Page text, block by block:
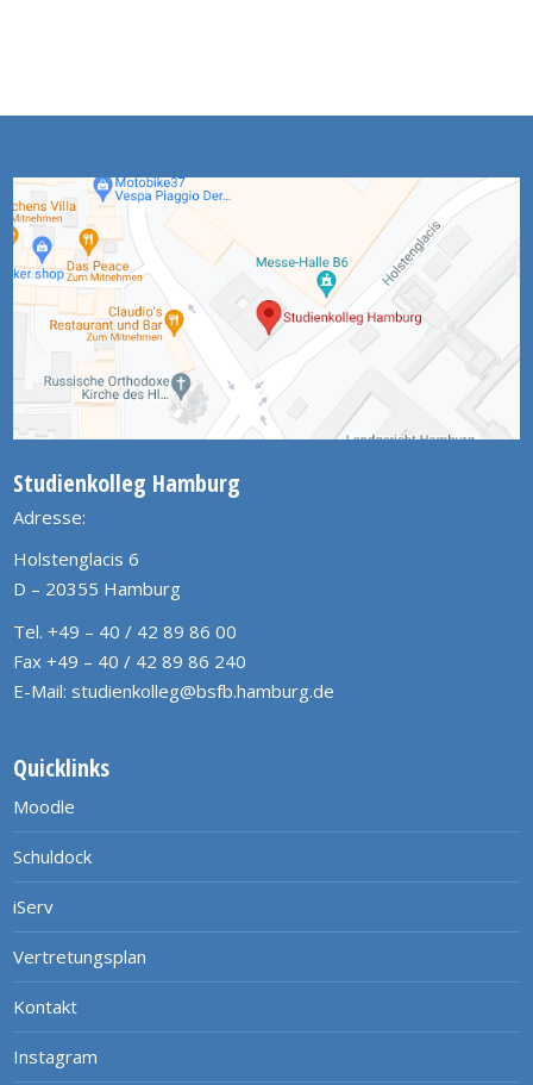
Studienkolleg Hamburg
Adresse:
Holstenglacis 6
D – 20355 Hamburg
Tel. +49 – 40 / 42 89 86 00
Fax +49 – 40 / 42 89 86 240
E-Mail: studienkolleg@bsfb.hamburg.de
Quicklinks
Moodle
Schuldock
iServ
Vertretungsplan
Kontakt
Instagram